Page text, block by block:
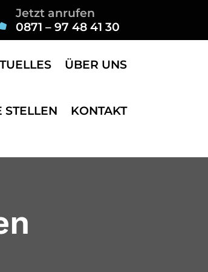
Jetzt anrufen
0871 – 97 48 41 30
ÜBER UNS
STELLEN KONTAKT